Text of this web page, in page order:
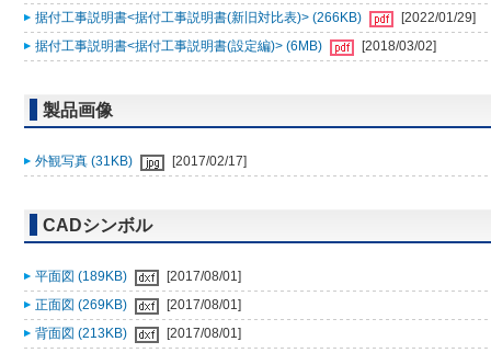
据付工事説明書<据付工事説明書(新旧対比表)> (266KB)
[2022/01/29]
据付工事説明書<据付工事説明書(設定編)> (6MB)
[2018/03/02]
製品画像
外観写真 (31KB) [2017/02/17]
CADシンボル
平面図 (189KB)
[2017/08/01]
正面図 (269KB)
[2017/08/01]
背面図 (213KB)
[2017/08/01]